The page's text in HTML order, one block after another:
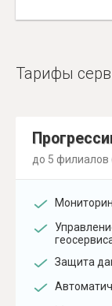
Тарифы
до 5 филиалов
Защита